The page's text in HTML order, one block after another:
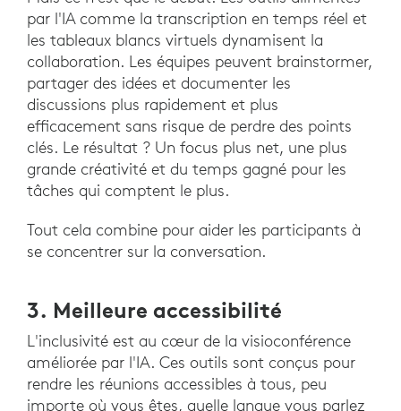
par l'IA comme la transcription en temps réel et
les tableaux blancs virtuels dynamisent la
collaboration. Les équipes peuvent brainstormer,
partager des idées et documenter les
discussions plus rapidement et plus
efficacement sans risque de perdre des points
clés. Le résultat ? Un focus plus net, une plus
grande créativité et du temps gagné pour les
tâches qui comptent le plus.
Tout cela combine pour aider les participants à
se concentrer sur la conversation.
3. Meilleure accessibilité
L'inclusivité est au cœur de la visioconférence
améliorée par l'IA. Ces outils sont conçus pour
rendre les réunions accessibles à tous, peu
importe où vous êtes, quelle langue vous parlez